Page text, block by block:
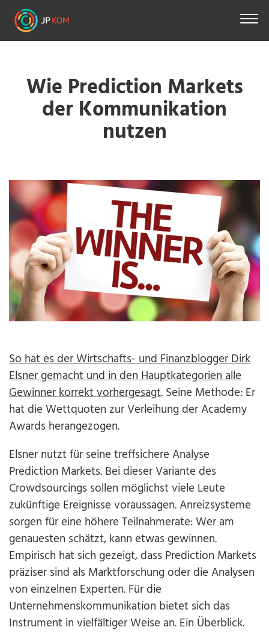
Direkt
zum
Inhalt
Wie Prediction Markets
der Kommunikation
nutzen
So hat es der Wirtschafts- und Finanzblogger Dirk
Elsner gemacht und in den Hauptkategorien alle
Gewinner korrekt vorhergesagt. Seine Methode: Er
hat die Wettquoten zur Verleihung der Academy
Awards herangezogen.
Elsner nutzt für seine treffsichere Analyse
Prediction Markets. Bei dieser Variante des
Crowdsourcings sollen möglichst viele Leute
zukünftige Ereignisse voraussagen. Anreizsysteme
sorgen für eine höhere Teilnahmerate: Wer am
genauesten schätzt, kann etwas gewinnen.
Empirisch hat sich gezeigt, dass Prediction Markets
präziser sind als Marktforschung oder die Analysen
von einzelnen Experten. Für die
Unternehmenskommunikation bietet sich das
Instrument in vielfältiger Weise an. Ein Überblick.